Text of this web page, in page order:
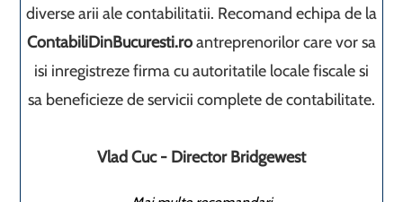
diverse arii ale contabilitatii. Recomand echipa de la
ContabiliDinBucuresti.roantreprenorilor care vor sa
isi inregistreze firma cu autoritatile locale fiscale si
sa beneficieze de servicii complete de contabilitate.
Vlad Cuc - Director Bridgewest